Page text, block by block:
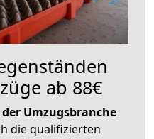
ab 88€
Umzugsbranche
die qualifizierten